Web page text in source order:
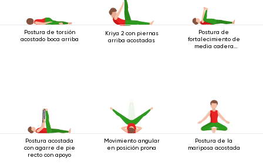
Postura de torsión
acostado boca arriba
Kriya 2 con piernas
arriba acostadas
Postura de
fortalecimiento de
media cadera
Postura acostada
con agarre de pie
recto con apoyo
Movimiento angular
en posición prona
Postura de la
mariposa acostada